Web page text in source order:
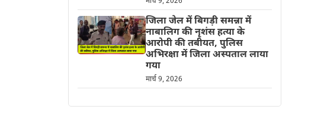
जिला जेल में बिगड़ी समन्ना में
नाबालिग की नृशंस हत्या के
आरोपी की तबीयत, पुलिस
अभिरक्षा में जिला अस्पताल लाया
गया
मार्च 9, 2026